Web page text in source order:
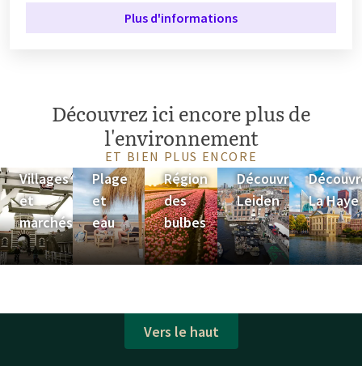
Plus d'informations
Découvrez ici encore plus de
l'environnement
ET BIEN PLUS ENCORE
Villages
et
marchés
Plage
et
eau
Région
des
bulbes
Découvrez
Leiden
La Haye
Vers le haut